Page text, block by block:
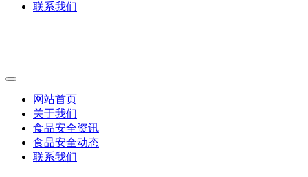
联系我们
网站首页
关于我们
食品安全资讯
食品安全动态
联系我们